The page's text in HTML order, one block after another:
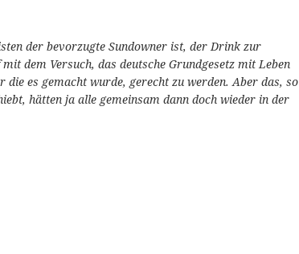
der bevorzugte Sundowner ist, der Drink zur
dem Versuch, das deutsche Grundgesetz mit Leben
es gemacht wurde, gerecht zu werden. Aber das, so
hätten ja alle gemeinsam dann doch wieder in der